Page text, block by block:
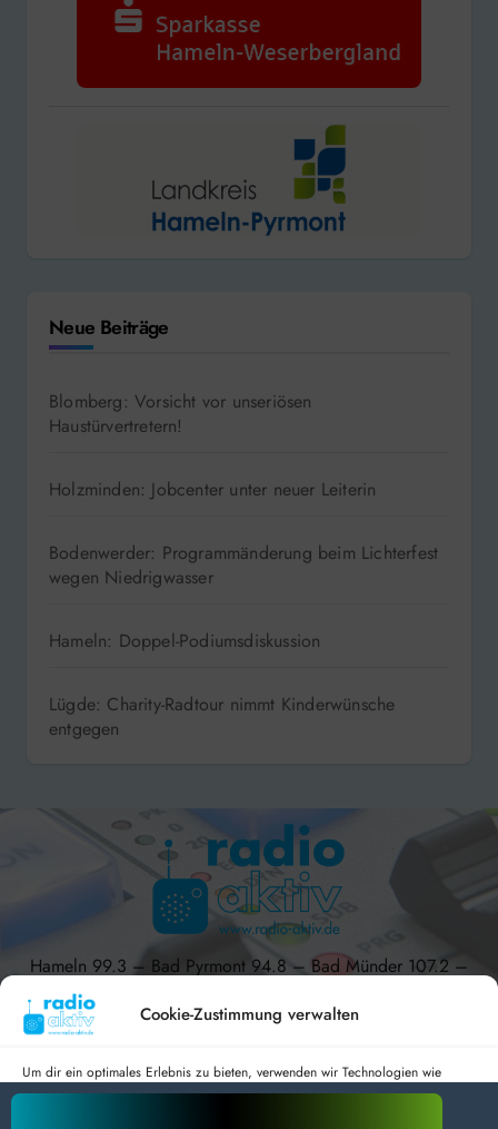
Cookie-Zustimmung verwalten
Um dir ein optimales Erlebnis zu bieten, verwenden wir Technologien wie
Cookies, um Geräteinformationen zu speichern und/oder darauf zuzugreifen.
Neue Beiträge
Blomberg: Vorsicht vor unseriösen
Haustürvertretern!
Holzminden: Jobcenter unter neuer Leiterin
Bodenwerder: Programmänderung beim Lichterfest
wegen Niedrigwasser
Hameln: Doppel-Podiumsdiskussion
Lügde: Charity-Radtour nimmt Kinderwünsche
entgegen
Hameln 99.3 – Bad Pyrmont 94.8 – Bad Münder 107.2 –
DAB+ 9C
radio aktiv e.V.